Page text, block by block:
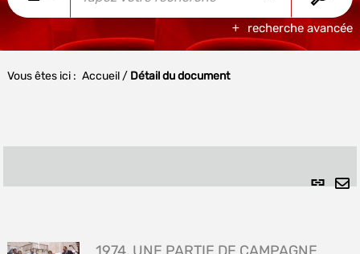
recherche avancée
Vous êtes ici : Accueil/ Détail du document
Lien